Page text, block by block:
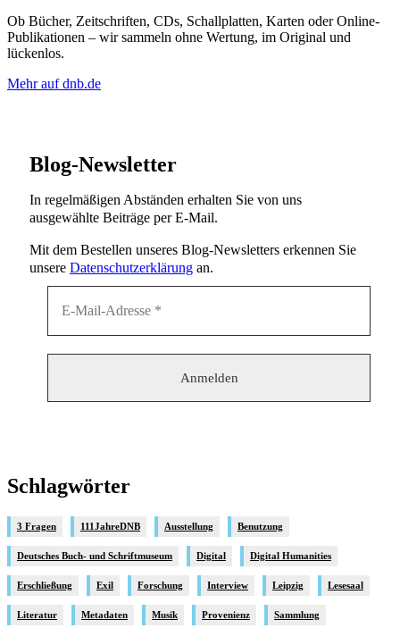
Ob Bücher, Zeitschriften, CDs, Schallplatten, Karten oder Online-
Publikationen – wir sammeln ohne Wertung, im Original und
lückenlos.
Mehr auf dnb.de
Blog-Newsletter
In regelmäßigen Abständen erhalten Sie von uns
ausgewählte Beiträge per E-Mail.
Mit dem Bestellen unseres Blog-Newsletters erkennen Sie
unsere Datenschutzerklärung an.
Schlagwörter
3 Fragen 111JahreDNB Ausstellung Benutzung
Deutsches Buch- und Schriftmuseum Digital Digital Humanities
Erschließung Exil Forschung Interview Leipzig Lesesaal
Literatur Metadaten Musik Provenienz Sammlung